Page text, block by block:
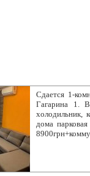
Сдается 1-
Гагарина 1. В
холодильник,
дома